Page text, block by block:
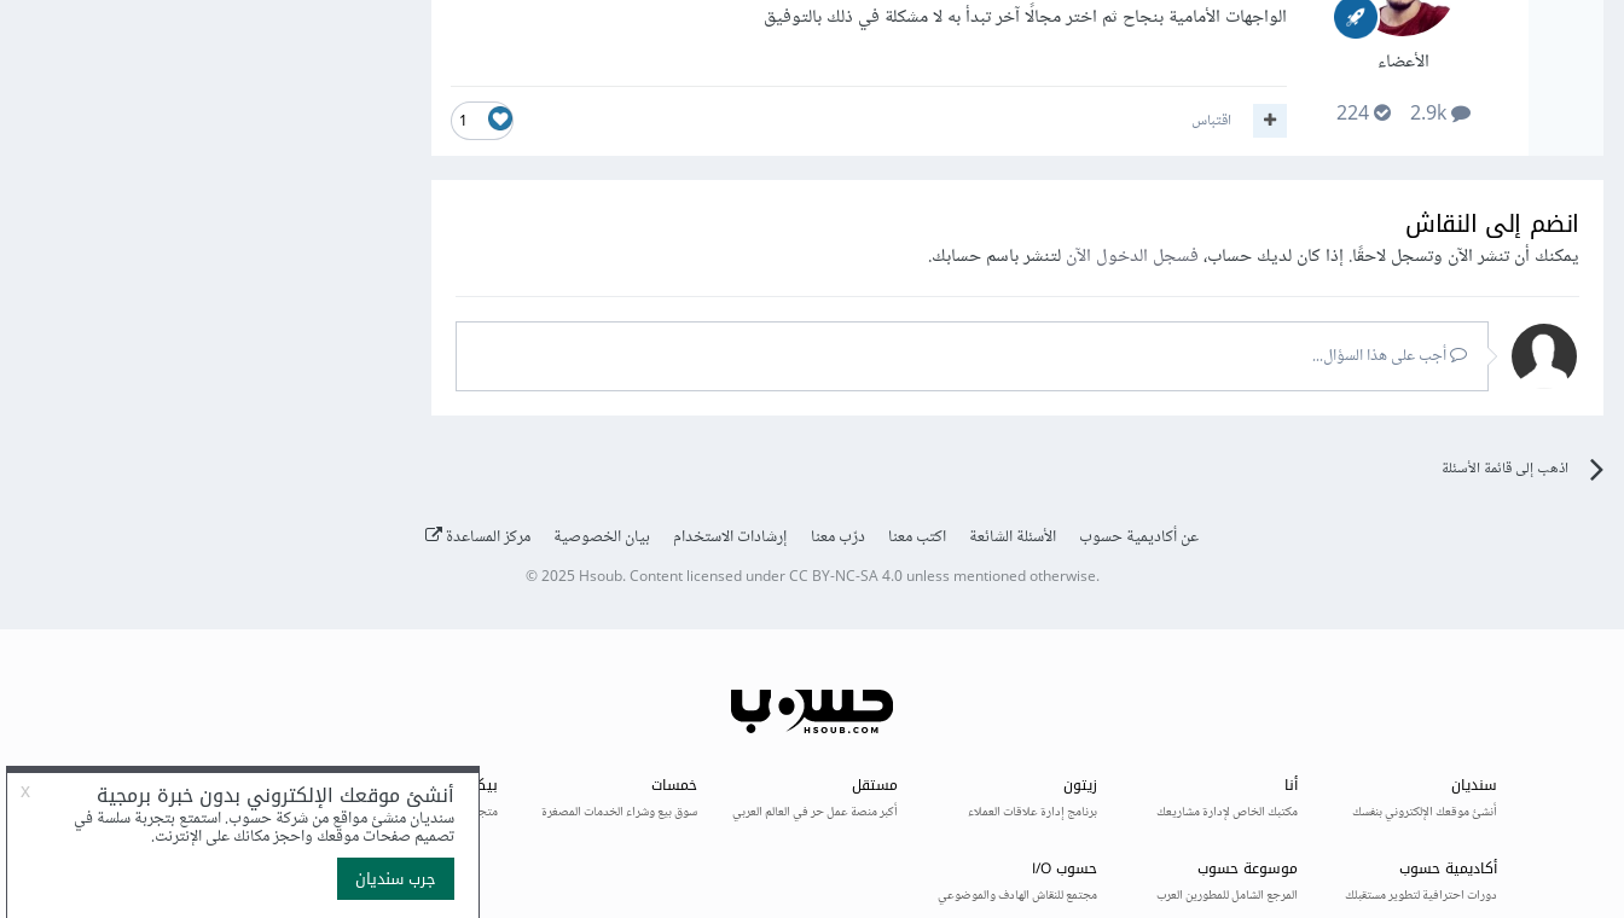
الأعضاء
2.9k
224
الواجهات الأمامية بنجاح ثم اختر مجالًا آخر تبدأ به لا مشكلة في ذلك بالتوفيق
1 اقتباس
انضم إلى النقاش
يمكنك أن تنشر الآن وتسجل لاحقًا. إذا كان لديك حساب،فسجل الدخول الآنلتنشر باسم حسابك.
أجب على هذا السؤال...
اذهب إلى قائمة الأسئلة
عن أكاديمية حسوب الأسئلة الشائعة اكتب معنا درّب معنا إرشادات الاستخدام بيان الخصوصية مركز المساعدة
© 2025 Hsoub.Content licensed underCC BY-NC-SA 4.0unless mentioned otherwise.